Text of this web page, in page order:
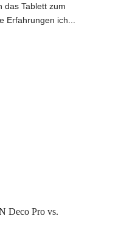
Tablett zum
Erfahrungen ich...
Deco Pro vs.